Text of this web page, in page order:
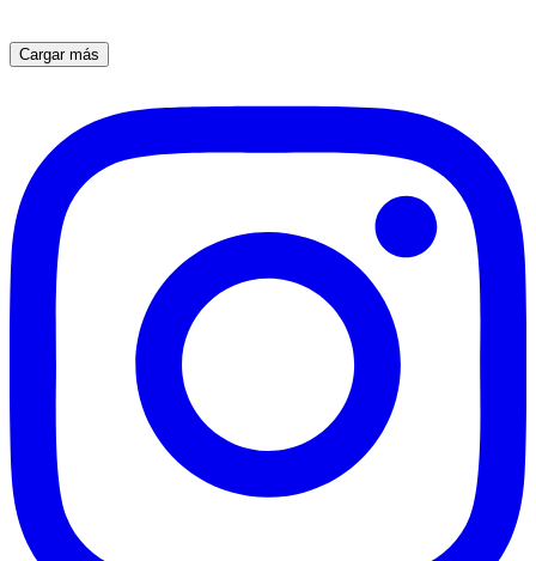
Cargar más